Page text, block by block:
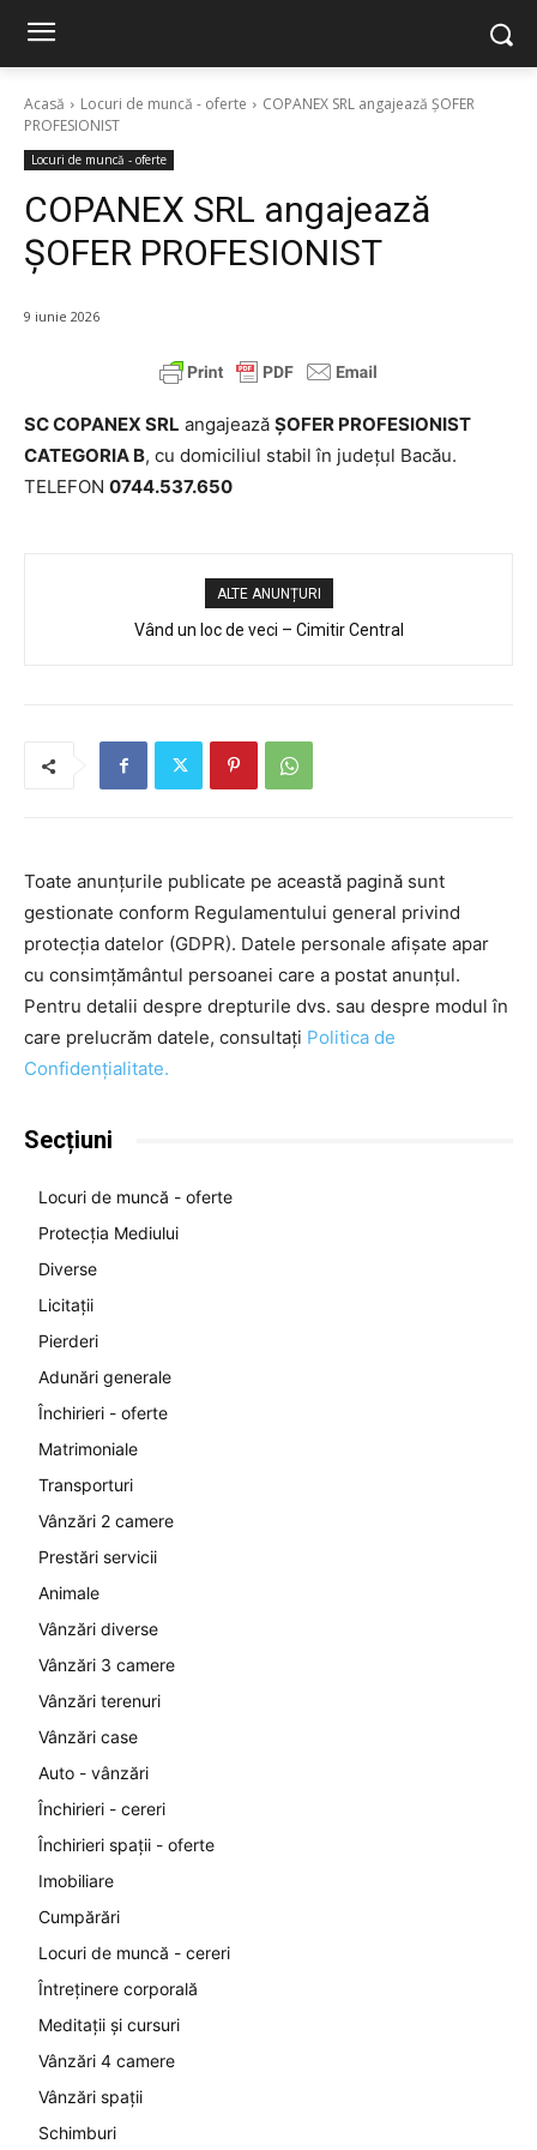
Acasă Locuri de muncă - oferte
COPANEX SRL angajează ȘOFER
PROFESIONIST
Locuri de muncă - oferte
COPANEX SRL angajează
ȘOFER PROFESIONIST
9 iunie 2026
SC COPANEX SRL angajează ȘOFER PROFESIONIST
CATEGORIA B, cu domiciliul stabil în județul Bacău.
TELEFON 0744.537.650
ALTE ANUNȚURI
Vând un loc de veci – Cimitir Central
Toate anunțurile publicate pe această pagină sunt
gestionate conform Regulamentului general privind
protecția datelor (GDPR). Datele personale afișate apar
cu consimțământul persoanei care a postat anunțul.
Pentru detalii despre drepturile dvs. sau despre modul în
care prelucrăm datele, consultați Politica de
Confidențialitate.
Secțiuni
Locuri de muncă - oferte
Protecția Mediului
Diverse
Licitații
Pierderi
Adunări generale
Închirieri - oferte
Matrimoniale
Transporturi
Vânzări 2 camere
Prestări servicii
Animale
Vânzări diverse
Vânzări 3 camere
Vânzări terenuri
Vânzări case
Auto - vânzări
Închirieri - cereri
Închirieri spații - oferte
Imobiliare
Cumpărări
Locuri de muncă - cereri
Întreținere corporală
Meditații și cursuri
Vânzări 4 camere
Vânzări spații
Schimburi